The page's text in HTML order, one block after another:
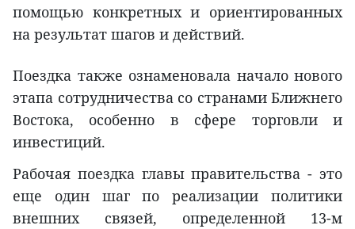
помощью конкретных и ориентированных
на результат шагов и действий.
Поездка также ознаменовала начало нового
этапа сотрудничества со странами Ближнего
Востока, особенно в сфере торговли и
инвестиций.
Рабочая поездка главы правительства - это
еще один шаг по реализации политики
внешних связей, определенной 13-м